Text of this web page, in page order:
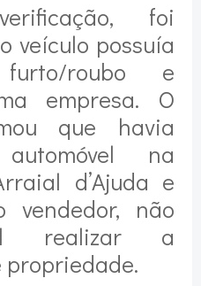
foi
veículo possuía
roubo e
empresa. O
que havia
na
d’Ajuda e
vendedor, não
realizar a